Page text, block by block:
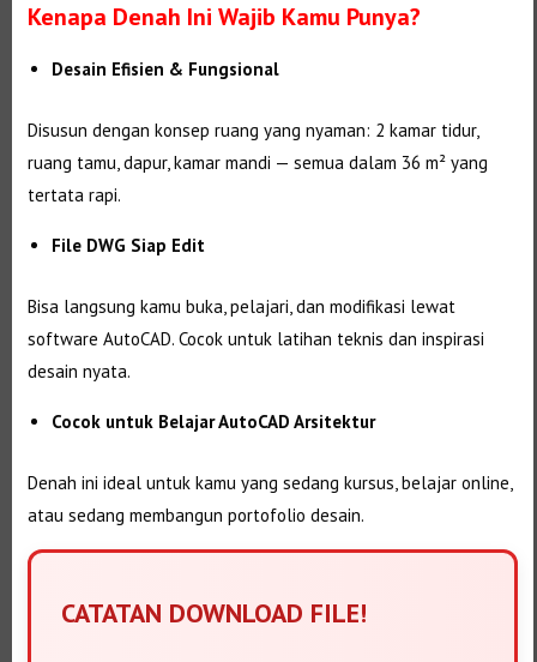
Kenapa Denah Ini Wajib Kamu Punya?
Desain Efisien & Fungsional
Disusun dengan konsep ruang yang nyaman: 2 kamar tidur,
ruang tamu, dapur, kamar mandi — semua dalam 36 m² yang
tertata rapi.
File DWG Siap Edit
Bisa langsung kamu buka, pelajari, dan modifikasi lewat
software AutoCAD. Cocok untuk latihan teknis dan inspirasi
desain nyata.
Cocok untuk Belajar AutoCAD Arsitektur
Denah ini ideal untuk kamu yang sedang kursus, belajar online,
atau sedang membangun portofolio desain.
CATATAN DOWNLOAD FILE!